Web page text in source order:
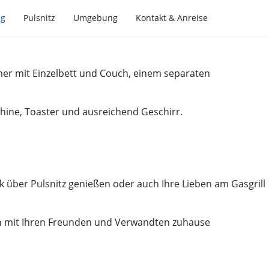
Pulsnitz Umgebung Kontakt & Anreise
mit Einzelbett und Couch, einem separaten
Toaster und ausreichend Geschirr.
Pulsnitz genießen oder auch Ihre Lieben am Gasgrill
Ihren Freunden und Verwandten zuhause